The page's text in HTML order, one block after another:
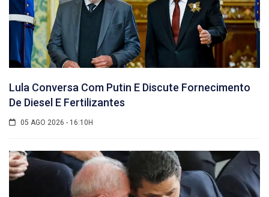
Lula Conversa Com Putin E Discute Fornecimento
De Diesel E Fertilizantes
05 AGO 2026 - 16:10H